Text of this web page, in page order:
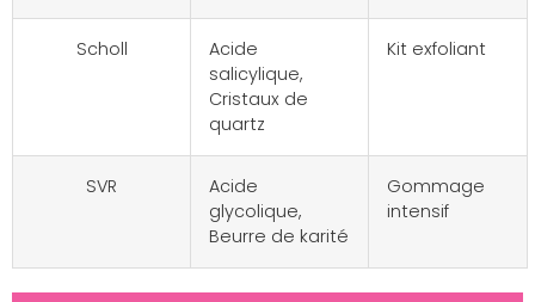
Scholl
Acide
salicylique,
Cristaux de
quartz
Kit exfoliant
SVR
Acide
glycolique,
Beurre de karité
Gommage
intensif